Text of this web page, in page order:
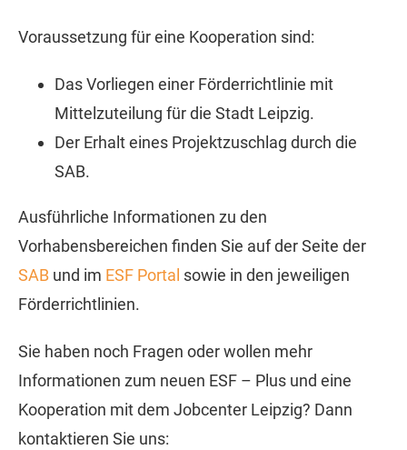
Voraussetzung für eine Kooperation sind:
Das Vorliegen einer Förderrichtlinie mit
Mittelzuteilung für die Stadt Leipzig.
Der Erhalt eines Projektzuschlag durch die
SAB.
Ausführliche Informationen zu den
Vorhabensbereichen finden Sie auf der Seite der
SABund im ESF Portal sowie in den jeweiligen
Förderrichtlinien.
Sie haben noch Fragen oder wollen mehr
Informationen zum neuen ESF – Plus und eine
Kooperation mit dem Jobcenter Leipzig? Dann
kontaktieren Sie uns: